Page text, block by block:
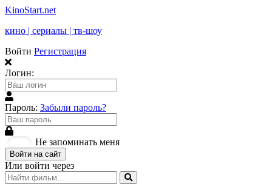
KinoStart.net
кино | сериалы | тв-шоу
Войти Регистрация
Логин:
Пароль: Забыли пароль?
Не запоминать меня
Войти на сайт
Или войти через